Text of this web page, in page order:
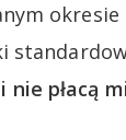
nie płacą